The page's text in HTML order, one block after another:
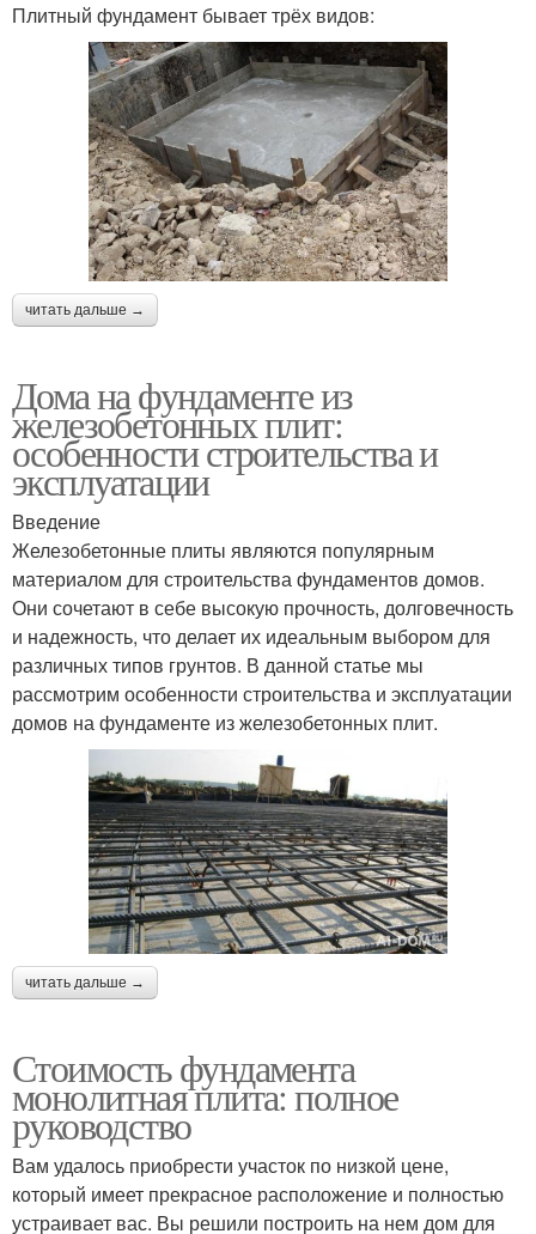
Плитный фундамент бывает трёх видов:
читать дальше →
Дома на фундаменте из
железобетонных плит:
особенности строительства и
эксплуатации
Введение
Железобетонные плиты являются популярным
материалом для строительства фундаментов домов.
Они сочетают в себе высокую прочность, долговечность
и надежность, что делает их идеальным выбором для
различных типов грунтов. В данной статье мы
рассмотрим особенности строительства и эксплуатации
домов на фундаменте из железобетонных плит.
читать дальше →
Стоимость фундамента
монолитная плита: полное
руководство
Вам удалось приобрести участок по низкой цене,
который имеет прекрасное расположение и полностью
устраивает вас. Вы решили построить на нем дом для